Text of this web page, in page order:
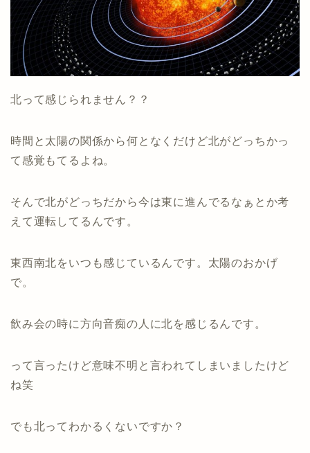
北って感じられません？？
時間と太陽の関係から何となくだけど北がどっちかっ
て感覚もてるよね。
そんで北がどっちだから今は東に進んでるなぁとか考
えて運転してるんです。
東西南北をいつも感じているんです。太陽のおかげ
で。
飲み会の時に方向音痴の人に北を感じるんです。
って言ったけど意味不明と言われてしまいましたけど
ね笑
でも北ってわかるくないですか？